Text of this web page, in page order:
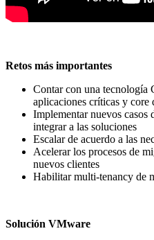
Retos más importantes
Contar con una tecnología
aplicaciones críticas y core
Implementar nuevos casos
integrar a las soluciones
Escalar de acuerdo a las
Acelerar los procesos de
nuevos clientes
Habilitar multi-tenancy de
Solución VMware